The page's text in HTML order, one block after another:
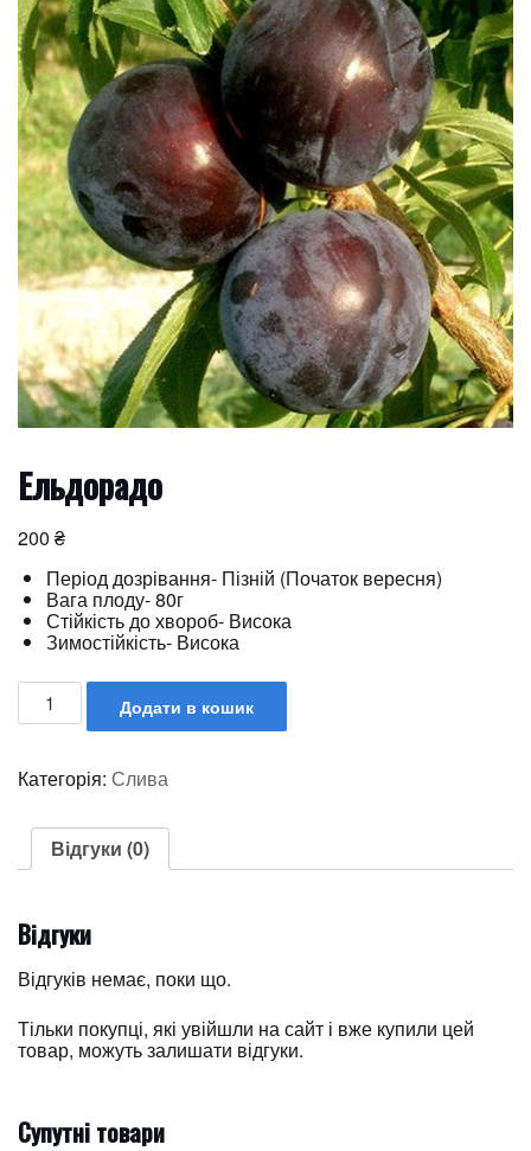
Ельдорадо
200 ₴
Період дозрівання- Пізній (Початок вересня)
Вага плоду- 80г
Стійкість до хвороб- Висока
Зимостійкість- Висока
Додати в кошик
Категорія: Слива
Відгуки (0)
Відгуки
Відгуків немає, поки що.
Тільки покупці, які увійшли на сайт і вже купили цей
товар, можуть залишати відгуки.
Супутні товари